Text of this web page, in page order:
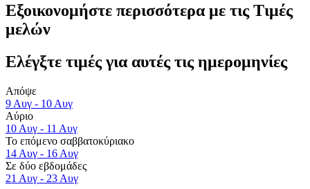
Εξοικονομήστε περισσότερα με τις Τιμές
μελών
Ελέγξτε τιμές για αυτές τις ημερομηνίες
Απόψε
9 Αυγ - 10 Αυγ
Αύριο
10 Αυγ - 11 Αυγ
Το επόμενο σαββατοκύριακο
14 Αυγ - 16 Αυγ
Σε δύο εβδομάδες
21 Αυγ - 23 Αυγ